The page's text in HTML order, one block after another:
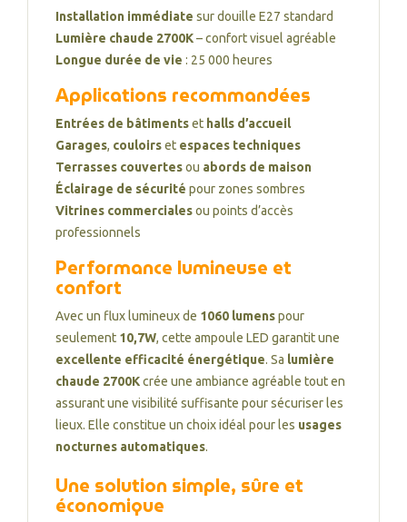
Installation immédiate sur douille E27 standard
Lumière chaude 2700K– confort visuel agréable
Longue durée de vie : 25 000 heures
Applications recommandées
Entrées de bâtimentset halls d’accueil
Garages, couloirset espaces techniques
Terrasses couvertesou abords de maison
Éclairage de sécurité pour zones sombres
Vitrines commercialesou points d’accès
professionnels
Performance lumineuse et
confort
Avec un flux lumineux de 1060 lumenspour
seulement 10,7W, cette ampoule LED garantit une
excellente efficacité énergétique. Sa lumière
chaude 2700Kcrée une ambiance agréable tout en
assurant une visibilité suffisante pour sécuriser les
lieux. Elle constitue un choix idéal pour les usages
nocturnes automatiques.
Une solution simple, sûre et
économique